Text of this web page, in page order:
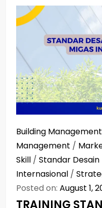
Building Management
Management /
Skill / Standar
Internasional /
Posted on: August 1,
TRAINING